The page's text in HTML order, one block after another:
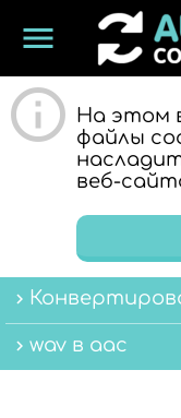
menu
На этом
файлы
веб-
wav в aac